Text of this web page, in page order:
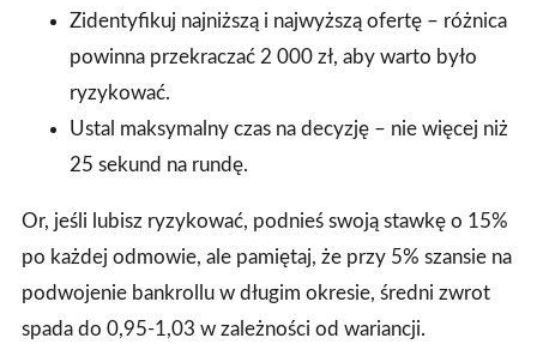
Zidentyfikuj najniższą i najwyższą ofertę – różnica
powinna przekraczać 2 000 zł, aby warto było
ryzykować.
Ustal maksymalny czas na decyzję – nie więcej niż
25 sekund na rundę.
Or, jeśli lubisz ryzykować, podnieś swoją stawkę o 15%
po każdej odmowie, ale pamiętaj, że przy 5% szansie na
podwojenie bankrollu w długim okresie, średni zwrot
spada do 0,95‑1,03 w zależności od wariancji.